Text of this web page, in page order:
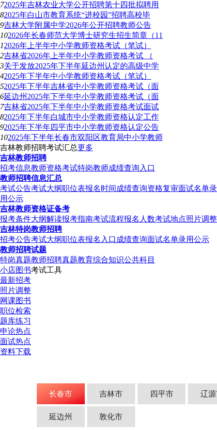
72025年吉林农业大学公开招聘第十四批拟聘用
82025年白山市教育系统“进校园”招聘高校毕
9吉林大学附属中学2026年公开招聘教师公告
102026年长春师范大学博士研究生招生简章（11
12026年上半年中小学教师资格考试（笔试）
2吉林省2026年上半年中小学教师资格考试 （
3关于发放2025年下半年延边州认定的高级中学
42025年下半年中小学教师资格考试（笔试）
52025年下半年吉林省中小学教师资格考试（面
6延边州2025年下半年中小学教师资格考试（面
7吉林省2025年下半年中小学教师资格考试面试
82025年下半年白城市中小学教师资格认定工作
92025年下半年四平市中小学教师资格认定公告
102025年下半年长春市双阳区教育局中小学教师
吉林教师招聘考试汇总更多
吉林教师招聘
招考信息教师资格考试特岗教师成绩查询入口
教师招聘信息汇总
考试公告考试大纲职位表报名时间 成绩查询资格复审面试名单录
用公示
吉林教师资格证备考
报考条件大纲解读报考指南考试流程报名人数考试地点照片调整
吉林特岗教师招聘
招考公告考试大纲职位表报名入口 成绩查询面试名单录用公示
教师招聘试题
特岗真题教师招聘真题教育综合知识公共科目
小店图书考试工具
最新招考
照片调整
网课图书
职位检索
题库练习
申论热点
面试热点
资料下载